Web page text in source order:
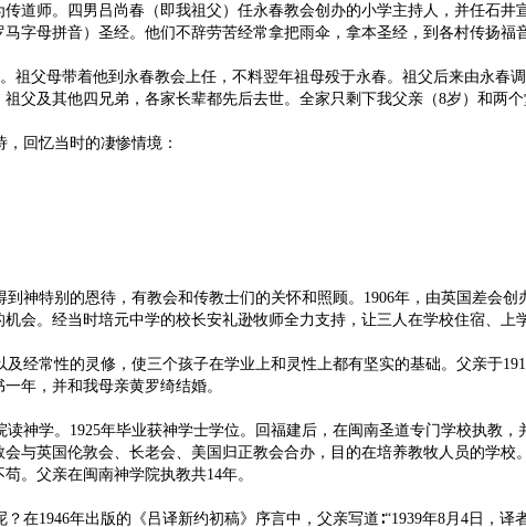
道师。四男吕尚春（即我祖父）任永春教会创办的小学主持人，并任石
字母拼音）圣经。他们不辞劳苦经常拿把雨伞，拿本圣经，到各村传扬福
祖父母带着他到永春教会上任，不料翌年祖母殁于永春。祖父后来由永春
父及其他四兄弟，各家长辈都先后去世。全家只剩下我父亲（8岁）和两
回忆当时的凄惨情境：
神特别的恩待，有教会和传教士们的关怀和照顾。1906年，由英国差会
会。经当时培元中学的校长安礼逊牧师全力支持，让三人在学校住宿、上
经常性的灵修，使三个孩子在学业上和灵性上都有坚实的基础。父亲于
年，并和我母亲黄罗绮结婚。
神学。1925年毕业获神学士学位。回福建后，在闽南圣道专门学校执教
与英国伦敦会、长老会、美国归正教会合办，目的在培养教牧人员的学
。父亲在闽南神学院执教共14年。
在1946年出版的《吕译新约初稿》序言中，父亲写道∶“1939年8月4日，